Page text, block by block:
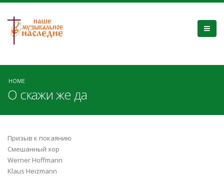
HOME
О скажи же да
Призыв к покаянию
Смешанный хор
Werner Hoffmann
Klaus Heizmann